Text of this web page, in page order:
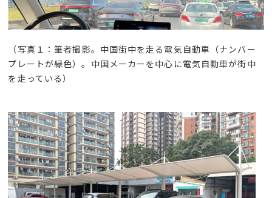
（写真１：筆者撮影。中国街中を走る電気自動車（ナンバー
プレートが緑色）。中国メーカーを中心に電気自動車が街中
を走っている）